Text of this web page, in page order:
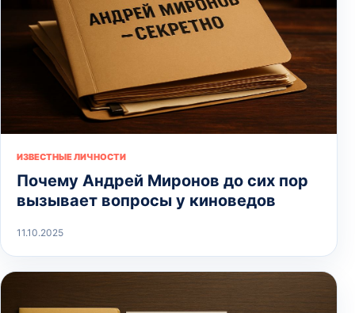
ИЗВЕСТНЫЕ ЛИЧНОСТИ
Почему Андрей Миронов до сих пор
вызывает вопросы у киноведов
11.10.2025